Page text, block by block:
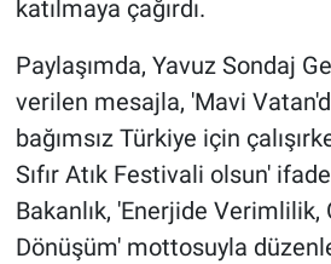
katılmaya çağırdı.
Paylaşımda, Yavuz Sondaj
verilen mesajla, 'Mavi
bağımsız Türkiye için
Sıfır Atık Festivali olsun'
Bakanlık, 'Enerjide Verimlilik,
Dönüşüm' mottosuyla